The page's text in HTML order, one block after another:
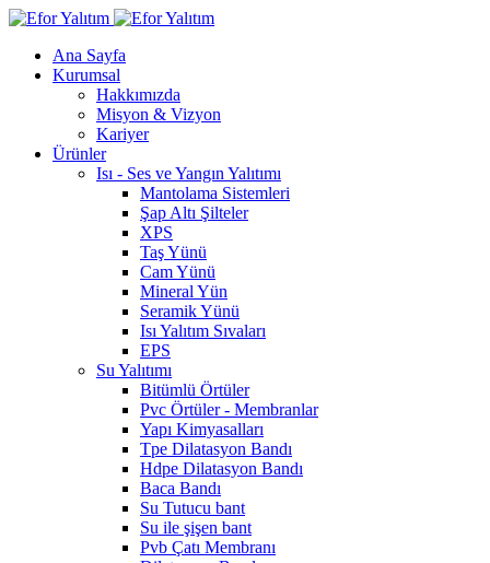
Ana Sayfa
Kurumsal
Hakkımızda
Misyon & Vizyon
Kariyer
Ürünler
Isı - Ses ve Yangın Yalıtımı
Mantolama Sistemleri
Şap Altı Şilteler
XPS
Taş Yünü
Cam Yünü
Mineral Yün
Seramik Yünü
Isı Yalıtım Sıvaları
EPS
Su Yalıtımı
Bitümlü Örtüler
Pvc Örtüler - Membranlar
Yapı Kimyasalları
Tpe Dilatasyon Bandı
Hdpe Dilatasyon Bandı
Baca Bandı
Su Tutucu bant
Su ile şişen bant
Pvb Çatı Membranı